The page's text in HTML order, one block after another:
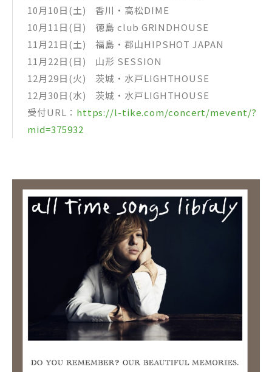
10月10日(土) 香川・高松DIME
10月11日(日) 徳島 club GRINDHOUSE
11月21日(土) 福島・郡山HIPSHOT JAPAN
11月22日(日) 山形 SESSION
12月29日(火) 茨城・水戸LIGHTHOUSE
12月30日(水) 茨城・水戸LIGHTHOUSE
受付URL： https://l-tike.com/concert/mevent/?
mid=375932